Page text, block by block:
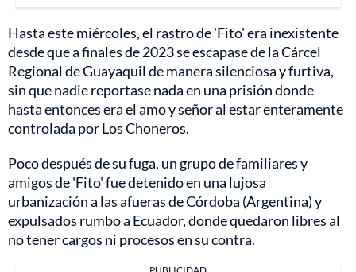
Hasta este miércoles, el rastro de 'Fito' era inexistente
desde que a finales de 2023 se escapase de la Cárcel
Regional de Guayaquil de manera silenciosa y furtiva,
sin que nadie reportase nada en una prisión donde
hasta entonces era el amo y señor al estar enteramente
controlada por Los Choneros.
Poco después de su fuga, un grupo de familiares y
amigos de 'Fito' fue detenido en una lujosa
urbanización a las afueras de Córdoba (Argentina) y
expulsados rumbo a Ecuador, donde quedaron libres al
no tener cargos ni procesos en su contra.